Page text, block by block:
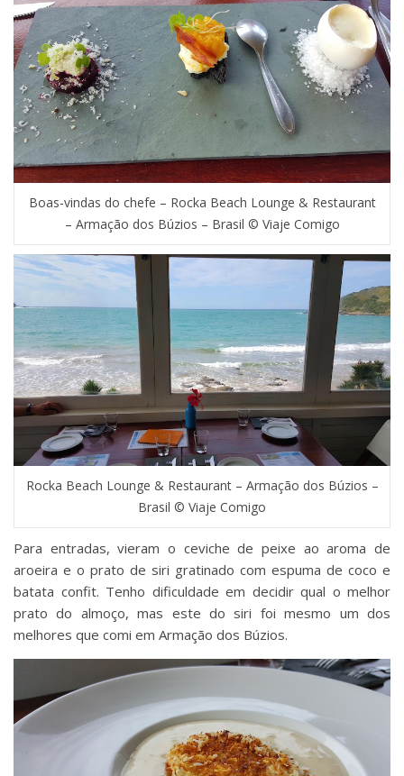
Boas-vindas do chefe – Rocka Beach Lounge & Restaurant
– Armação dos Búzios – Brasil © Viaje Comigo
Rocka Beach Lounge & Restaurant – Armação dos Búzios –
Brasil © Viaje Comigo
Para entradas, vieram o ceviche de peixe ao aroma de
aroeira e o prato de siri gratinado com espuma de coco e
batata confit. Tenho dificuldade em decidir qual o melhor
prato do almoço, mas este do siri foi mesmo um dos
melhores que comi em Armação dos Búzios.